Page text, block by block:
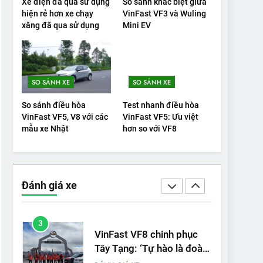
hiện rẻ hơn xe chạy
xăng đã qua sử dụng
VinFast VF3 và Wuling
Mini EV
SO SÁNH XE
So sánh điều hòa
VinFast VF5, V8 với các
mẫu xe Nhật
SO SÁNH XE
Test nhanh điều hòa
VinFast VF5: Ưu việt
hơn so với VF8
Đánh giá xe
20
Đánh giá: Người đam mê
xe điện Hyundai Ioniq 5 N
2025 cho thấy đáng để
chờ đợi
ĐÁNH GIÁ XE
1
Xe tốt nhất để mua năm
2025: Green Car Reports
nêu tên 5 người vào
ĐÁNH GIÁ XE
‘Wuling Bingo ồn, không
có trạm sạc, nhưng vẫn
bán được nếu biết cách’
3
VinFast VF8 chinh phục
Tây Tạng: ‘Tự hào là đoàn